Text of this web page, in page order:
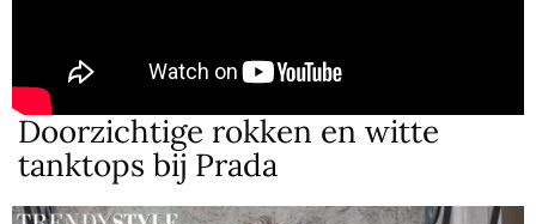
Doorzichtige rokken en witte
tanktops bij Prada